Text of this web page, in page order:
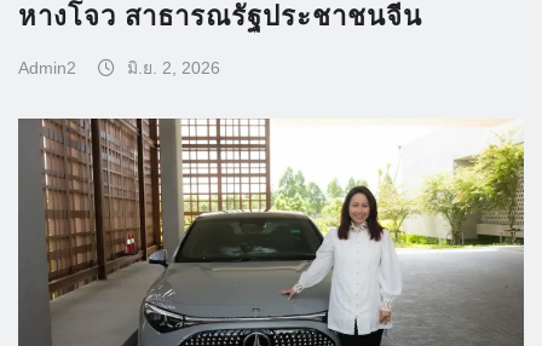
หางโจว สาธารณรัฐประชาชนจีน
Admin2 มิ.ย. 2, 2026